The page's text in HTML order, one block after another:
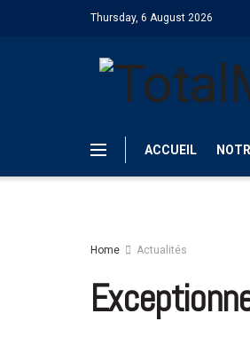
Thursday, 6 August 2026
ACCUEIL
Home Actualités